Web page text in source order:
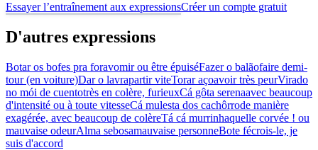
Essayer l’entraînement aux expressionsCréer un compte gratuit
D'autres expressions
Botar os bofes pra foravomir ou être épuiséFazer o balãofaire demi-
tour (en voiture)Dar o lavrapartir viteTorar açoavoir très peurVirado
no mói de cuentotrès en colère, furieuxCá gôta serenaavec beaucoup
d'intensité ou à toute vitesseCá mulesta dos cachôrrode manière
exagérée, avec beaucoup de colèreTá cá murrinhaquelle corvée ! ou
mauvaise odeurAlma sebosamauvaise personneBote fécrois-le, je
suis d'accord